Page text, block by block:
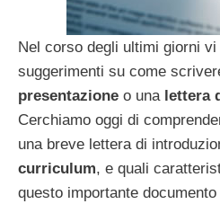
Nel corso degli ultimi giorni
suggerimenti su come
presentazione o una lettera
Cerchiamo oggi di
una breve lettera di
curriculum, e quali
questo importante